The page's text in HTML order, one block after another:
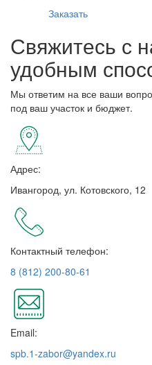
Заказать
Свяжитесь с
удобным
Мы ответим на все ваши
под ваш участок и бюджет.
Адрес:
Ивангород, ул. Котовского, 12
Контактный телефон:
8 (812) 200-80-61
Email:
spb.1-zabor@yandex.ru